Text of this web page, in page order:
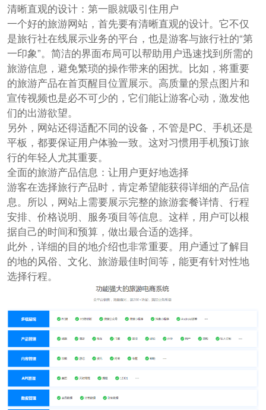
清晰直观的设计：第一眼就吸引住用户
一个好的旅游网站，首先要有清晰直观的设计。它不仅
是旅行社在线展示业务的平台，也是游客与旅行社的“第
一印象”。简洁的界面布局可以帮助用户迅速找到所需的
旅游信息，避免繁琐的操作带来的困扰。比如，将重要
的旅游产品在首页醒目位置展示。高质量的景点图片和
宣传视频也是必不可少的，它们能让游客心动，激发他
们的出游欲望。
另外，网站还得适配不同的设备，不管是PC、手机还是
平板，都要保证用户体验一致。这对习惯用手机预订旅
行的年轻人尤其重要。
全面的旅游产品信息：让用户更好地选择
游客在选择旅行产品时，肯定希望能获得详细的产品信
息。所以，网站上需要展示完整的旅游套餐详情、行程
安排、价格说明、服务项目等信息。这样，用户可以根
据自己的时间和预算，做出最合适的选择。
此外，详细的目的地介绍也非常重要。用户通过了解目
的地的风俗、文化、旅游最佳时间等，能更有针对性地
选择行程。